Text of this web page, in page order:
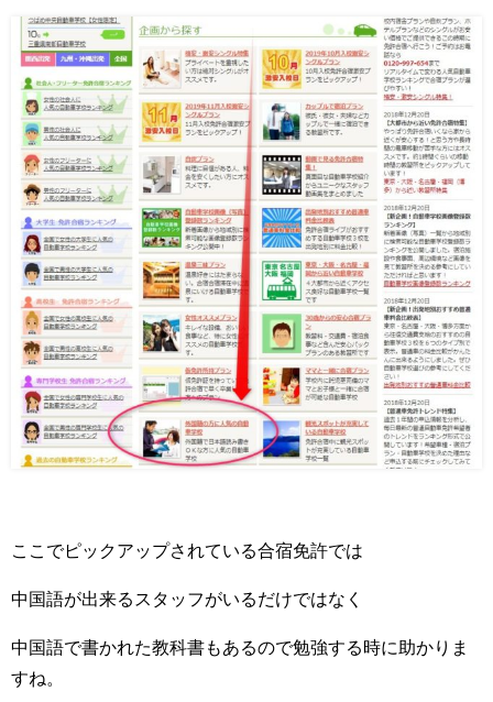
ここでピックアップされている合宿免許では
中国語が出来るスタッフがいるだけではなく
中国語で書かれた教科書もあるので勉強する時に助かりま
すね。